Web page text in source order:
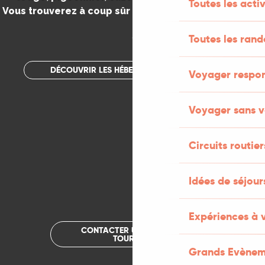
Toutes les
Toutes les
Voyager
Voyager sans
Circuits
Idées de
Expériences à
Grands
Vous trouverez à coup sûr votre bonheur dans le Lot.
.
DÉCOUVRIR LES HÉBERGEMENTS INSOLITES
CONTACTER UN OFFICE DE
TOURISME